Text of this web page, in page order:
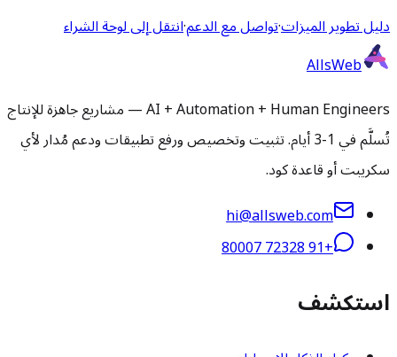
دليل تطوير الميزات·تواصل مع الدعم·انتقل إلى لوحة الشراء
AllsWeb
AI + Automation + Human Engineers — مشاريع جاهزة للإنتاج
تُسلَّم في 1-3 أيام. تثبيت وتخصيص ورفع تطبيقات ودعم مُدار لأي
سكريبت أو قاعدة كود.
hi@allsweb.com
+91 72328 80007
استكشف